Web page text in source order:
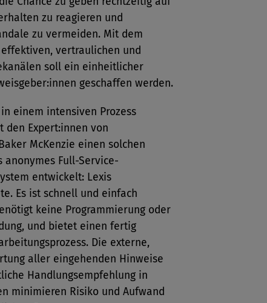
zu reagieren und
zu vermeiden. Mit dem
vertraulichen und
soll ein einheitlicher
geschaffen werden.
einem intensiven Prozess
den Expert:innen von
McKenzie einen solchen
anonymes Full-Service-
entwickelt: Lexis
Es ist schnell und einfach
keine Programmierung oder
und bietet einen fertig
Die externe,
aller eingehenden Hinweise
Handlungsempfehlung in
minimieren Risiko und Aufwand